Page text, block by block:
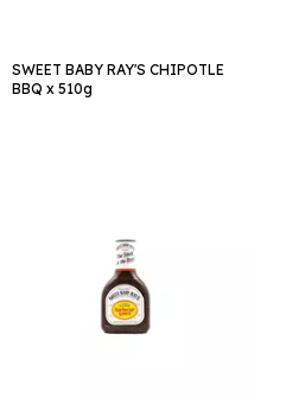
SWEET BABY RAY'S CHIPOTLE
BBQ x 510g